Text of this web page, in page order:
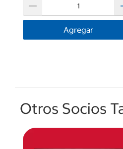
Agregar
Otros Socios